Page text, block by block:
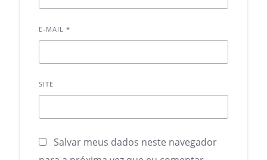
E-MAIL *
SITE
Salvar meus dados neste navegador